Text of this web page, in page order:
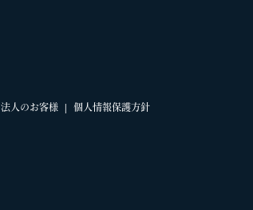
法人のお客様 個人情報保護方針